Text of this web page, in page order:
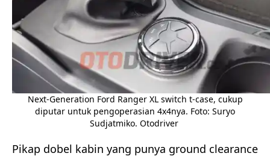
Next-Generation Ford Ranger XL switch t-case, cukup
diputar untuk pengoperasian 4x4nya. Foto: Suryo
Sudjatmiko. Otodriver
Pikap dobel kabin yang punya ground clearance